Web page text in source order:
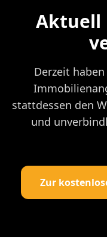
Aktuell
Derzeit
stattdessen den
und
Zur